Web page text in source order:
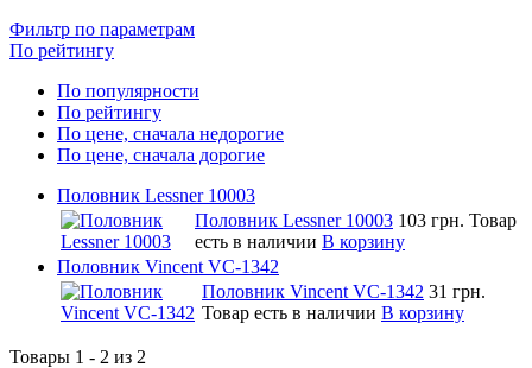
Фильтр по параметрам
По рейтингу
По популярности
По рейтингу
По цене, сначала недорогие
По цене, сначала дорогие
Половник Lessner 10003
Половник Lessner 10003 103 грн. Товар
есть в наличии В корзину
Половник Vincent VC-1342
Половник Vincent VC-1342 31 грн.
Товар есть в наличии В корзину
Товары 1 - 2 из 2